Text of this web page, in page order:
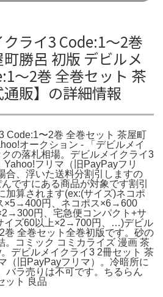
ライ3 Code:1〜2巻
勝呂 初版 デビルメ
〜2巻 全巻セット 茶
販】の詳細情報
Code:1〜2巻 全巻セット 茶屋町
オークション - 「デビルメイ
の落札相場。デビルメイクライ3
フリマ（旧PayPayフリ
合、浮いた送料分割引しますの
ですにある商品が対象です割引
加算されます(ex:(サイズ)ネコポ
×5→400円、ネコポス×6→600
円、宅急便コンパクト+サ
イズ60以上×2→700円、…)デビル
巻 全巻セット全巻初版です。砂の
。コミック コミカライズ 漫画 茶
デビルメイクライ3 2冊セット 茶
（旧PayPayフリマ）。冷暗所に
バラ売りは不可です。ちるらん
ット 良品